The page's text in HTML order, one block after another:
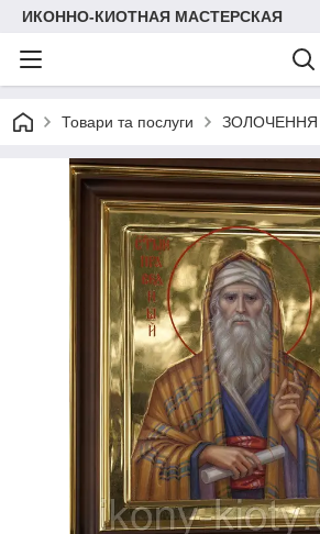
ИКОННО-КИОТНАЯ МАСТЕРСКАЯ
Товари та послуги ЗОЛОЧЕННЯ